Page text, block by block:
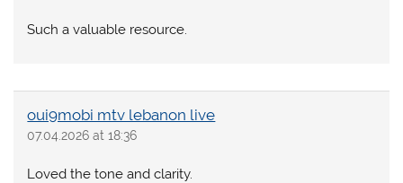
Such a valuable resource.
oui9mobi mtv lebanon live
07.04.2026 at 18:36
Loved the tone and clarity.